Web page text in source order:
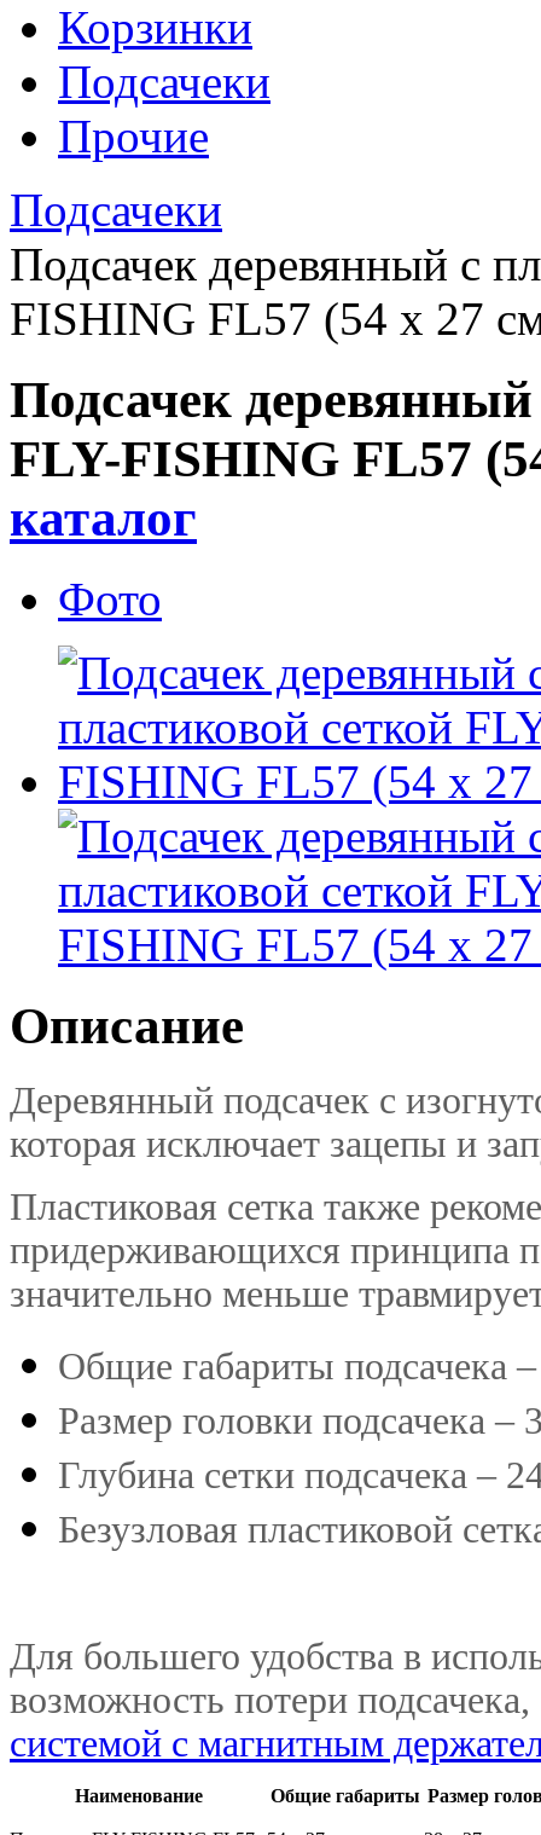
Корзинки
Подсачеки
Прочие
Подсачеки
Подсачек деревянный с
FISHING FL57 (54 х 27
Подсачек
FLY-FISHING FL57
каталог
Фото
Описание
Деревянный подсачек с
которая исключает зацепы и
Пластиковая сетка также
придерживающихся принципа
значительно меньше
Общие габариты подсачека
Размер головки подсачека –
Глубина сетки подсачека –
Безузловая пластиковой
Для большего удобства в
возможность потери подсачека,
системой с магнитным
Наименование Общие габариты Размер